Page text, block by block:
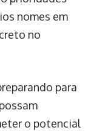
nomes em
no
para
o potencial